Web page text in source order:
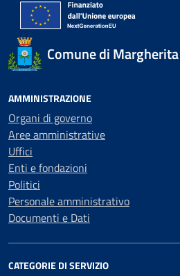
Comune di
AMMINISTRAZIONE
Organi di governo
Aree amministrative
Uffici
Enti e fondazioni
Politici
Personale amministrativo
Documenti e Dati
CATEGORIE DI SERVIZIO